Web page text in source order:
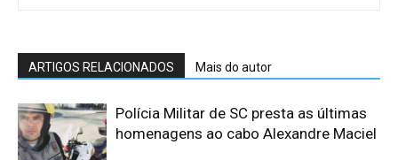
ARTIGOS RELACIONADOS Mais do autor
Polícia Militar de SC presta as últimas
homenagens ao cabo Alexandre Maciel